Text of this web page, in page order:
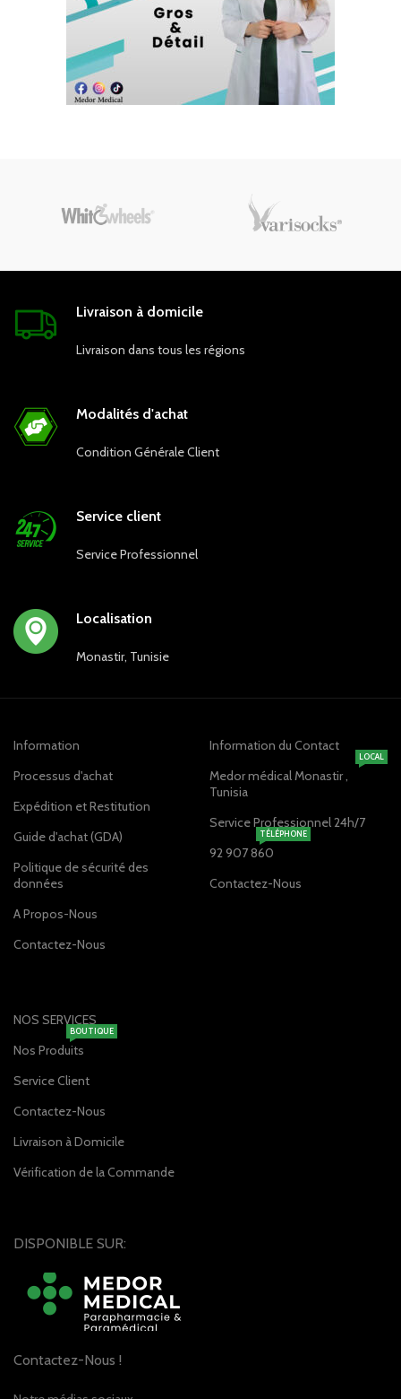
Livraison à domicile
Livraison dans tous les régions
Modalités d'achat
Condition Générale Client
Service client
Service Professionnel
Localisation
Monastir, Tunisie
Information
Processus d'achat
Expédition et Restitution
Guide d'achat (GDA)
Politique de sécurité des
données
A Propos-Nous
Contactez-Nous
Information du Contact
Medor médical Monastir ,
Tunisia
LOCAL
Service Professionnel 24h/7
92 907 860
TÉLÉPHONE
Contactez-Nous
NOS SERVICES
Nos Produits
BOUTIQUE
Service Client
Contactez-Nous
Livraison à Domicile
Vérification de la Commande
DISPONIBLE SUR:
Contactez-Nous !